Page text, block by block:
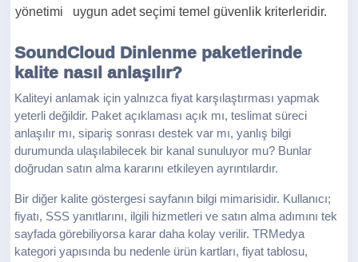
yönetimi
uygun adet seçimi temel güvenlik kriterleridir.
SoundCloud Dinlenme paketlerinde
kalite nasıl anlaşılır?
Kaliteyi anlamak için yalnızca fiyat karşılaştırması yapmak
yeterli değildir. Paket açıklaması açık mı, teslimat süreci
anlaşılır mı, sipariş sonrası destek var mı, yanlış bilgi
durumunda ulaşılabilecek bir kanal sunuluyor mu? Bunlar
doğrudan satın alma kararını etkileyen ayrıntılardır.
Bir diğer kalite göstergesi sayfanın bilgi mimarisidir. Kullanıcı;
fiyatı, SSS yanıtlarını, ilgili hizmetleri ve satın alma adımını tek
sayfada görebiliyorsa karar daha kolay verilir. TRMedya
kategori yapısında bu nedenle ürün kartları, fiyat tablosu,